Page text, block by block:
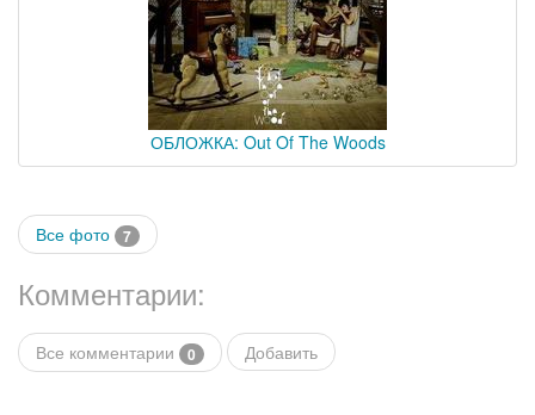
ОБЛОЖКА: Out Of The Woods
Все фото 7
Комментарии:
Все комментарии 0 Добавить